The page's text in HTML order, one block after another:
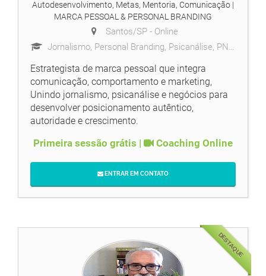
Autodesenvolvimento, Metas, Mentoria, Comunicação |
MARCA PESSOAL & PERSONAL BRANDING
Santos/SP - Online
Jornalismo, Personal Branding, Psicanálise, PNL, Marca e Marketing Pessoal
Estrategista de marca pessoal que integra
comunicação, comportamento e marketing,
Unindo jornalismo, psicanálise e negócios para
desenvolver posicionamento autêntico,
autoridade e crescimento.
Primeira sessão grátis | Coaching Online
ENTRAR EM CONTATO
DESTAQUE